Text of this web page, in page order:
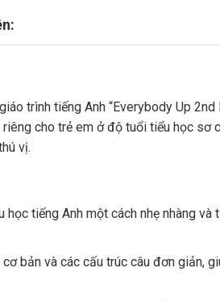
trình tiếng Anh “Everybody Up
cho trẻ em ở độ tuổi tiểu học
vị.
tiếng Anh một cách nhẹ nhàng
bản và các cấu trúc câu đơn giản,